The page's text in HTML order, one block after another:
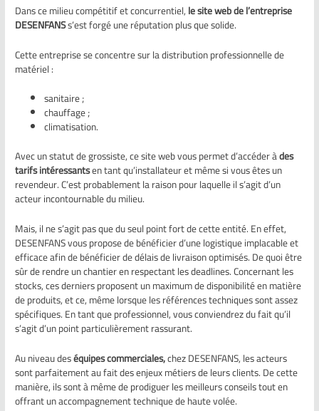
Dans ce milieu compétitif et concurrentiel,le site web de l’entreprise
DESENFANSs’est forgé une réputation plus que solide.
Cette entreprise se concentre sur la distribution professionnelle de
matériel :
sanitaire ;
chauffage ;
climatisation.
Avec un statut de grossiste, ce site web vous permet d’accéder àdes
tarifs intéressantsen tant qu’installateur et même si vous êtes un
revendeur. C’est probablement la raison pour laquelle il s’agit d’un
acteur incontournable du milieu.
Mais, il ne s’agit pas que du seul point fort de cette entité. En effet,
DESENFANS vous propose de bénéficier d’une logistique implacable et
efficace afin de bénéficier de délais de livraison optimisés. De quoi être
sûr de rendre un chantier en respectant les deadlines. Concernant les
stocks, ces derniers proposent un maximum de disponibilité en matière
de produits, et ce, même lorsque les références techniques sont assez
spécifiques. En tant que professionnel, vous conviendrez du fait qu’il
s’agit d’un point particulièrement rassurant.
Au niveau deséquipes commerciales,chez DESENFANS, les acteurs
sont parfaitement au fait des enjeux métiers de leurs clients. De cette
manière, ils sont à même de prodiguer les meilleurs conseils tout en
offrant un accompagnement technique de haute volée.